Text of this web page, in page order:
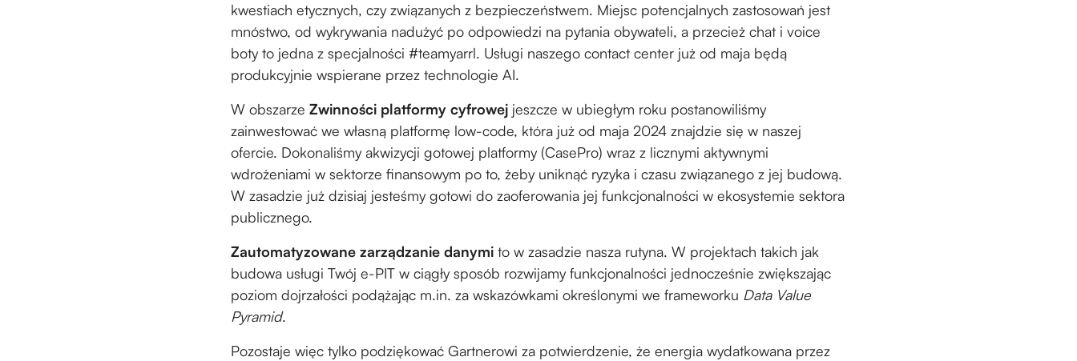
kwestiach etycznych, czy związanych z bezpieczeństwem. Miejsc potencjalnych zastosowań jest
mnóstwo, od wykrywania nadużyć po odpowiedzi na pytania obywateli, a przecież chat i voice
boty to jedna z specjalności #teamyarrl. Usługi naszego contact center już od maja będą
produkcyjnie wspierane przez technologie AI.
W obszarze Zwinności platformy cyfrowej jeszcze w ubiegłym roku postanowiliśmy
zainwestować we własną platformę low-code, która już od maja 2024 znajdzie się w naszej
ofercie. Dokonaliśmy akwizycji gotowej platformy (CasePro) wraz z licznymi aktywnymi
wdrożeniami w sektorze finansowym po to, żeby uniknąć ryzyka i czasu związanego z jej budową.
W zasadzie już dzisiaj jesteśmy gotowi do zaoferowania jej funkcjonalności w ekosystemie sektora
publicznego.
Zautomatyzowane zarządzanie danymi to w zasadzie nasza rutyna. W projektach takich jak
budowa usługi Twój e-PIT w ciągły sposób rozwijamy funkcjonalności jednocześnie zwiększając
poziom dojrzałości podążając m.in. za wskazówkami określonymi we frameworku Data Value
Pyramid.
Pozostaje więc tylko podziękować Gartnerowi za potwierdzenie, że energia wydatkowana przez